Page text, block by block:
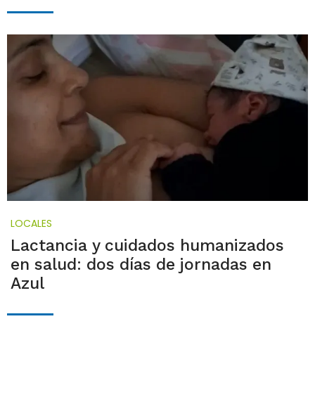
LOCALES
Lactancia y cuidados humanizados
en salud: dos días de jornadas en
Azul